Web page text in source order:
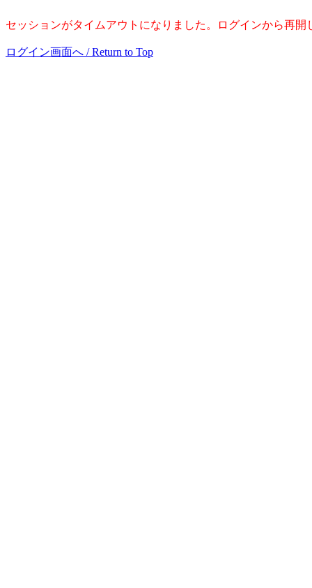
セッションがタイムアウトになりました。ログインから再開
ログイン画面へ / Return to Top